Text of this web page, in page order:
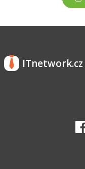
ITnetwork.cz